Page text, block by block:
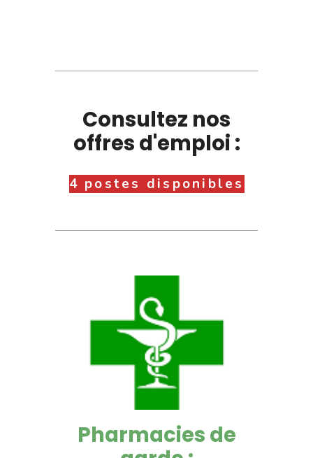
Consultez nos
offres d'emploi :
4 postes disponibles
Pharmacies de